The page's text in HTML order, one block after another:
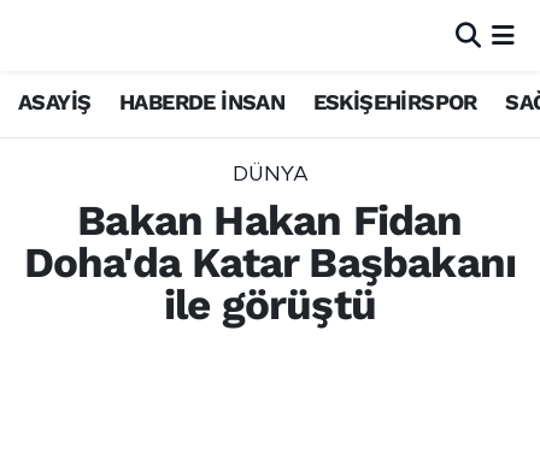
DÜNYA
Bakan Hakan Fidan
Doha'da Katar Başbakanı
ile görüştü